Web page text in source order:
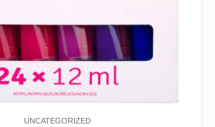
UNCATEGORIZED